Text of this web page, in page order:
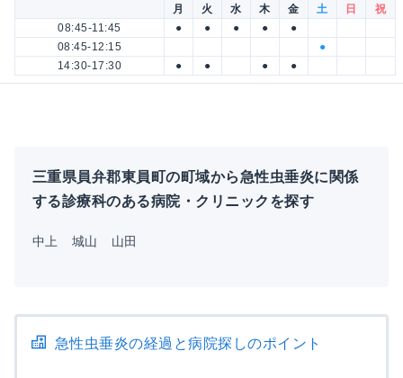
月 火 水 木 金 土 日
祝
08:45-11:45
● ● ● ●
●
08:45-12:15
●
14:30-17:30
● ● ● ●
三重県員弁郡東員町の町域から急性虫垂炎に関係
する診療科のある病院・クリニックを探す
中上 城山 山田
急性虫垂炎の経過と病院探しのポイント